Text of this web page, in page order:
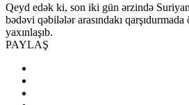
Qeyd edək ki, son iki gün ərzində
bədəvi qəbilələr arasındakı
yaxınlaşıb.
PAYLAŞ